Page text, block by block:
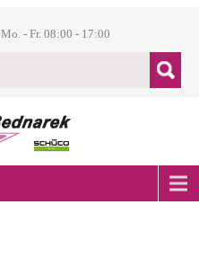
Mo. - Fr. 08:00 - 17:00